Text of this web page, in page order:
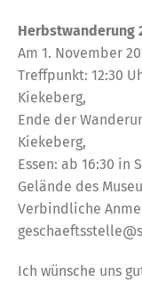
Herbstwanderung
Am 1. November
Treffpunkt: 12:30
Kiekeberg,
Ende der
Kiekeberg,
Essen: ab 16:30 in
Gelände des
Verbindliche
Ich wünsche uns